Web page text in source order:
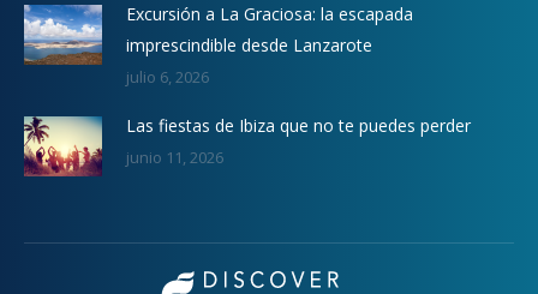
Excursión a La Graciosa: la escapada
imprescindible desde Lanzarote
julio 6, 2026
Las fiestas de Ibiza que no te puedes perder
junio 11, 2026